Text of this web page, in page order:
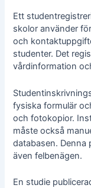
Ett
skolor använder
och
studenter. Det
vårdinformation
fysiska formulär
och fotokopior.
måste också
databasen. Denna
även felbenägen.
En studie